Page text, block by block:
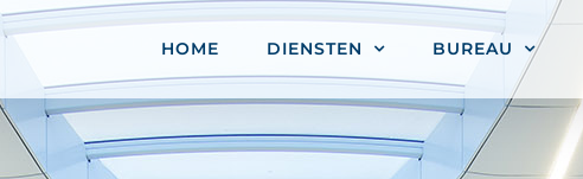
HOME DIENSTEN BUREAU